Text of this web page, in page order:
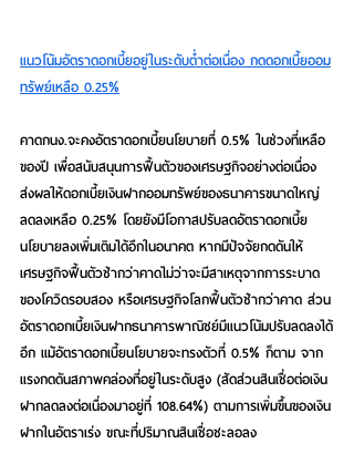
แนวโน้มอัตราดอกเบี้ยอยู่ในระดับต่ำต่อเนื่อง กดดอกเบี้ยออม
ทรัพย์เหลือ 0.25%
คาดกนง.จะคงอัตราดอกเบี้ยนโยบายที่ 0.5% ในช่วงที่เหลือ
ของปี เพื่อสนับสนุนการฟื้นตัวของเศรษฐกิจอย่างต่อเนื่อง
ส่งผลให้ดอกเบี้ยเงินฝากออมทรัพย์ของธนาคารขนาดใหญ่
ลดลงเหลือ 0.25% โดยยังมีโอกาสปรับลดอัตราดอกเบี้ย
นโยบายลงเพิ่มเติมได้อีกในอนาคต หากมีปัจจัยกดดันให้
เศรษฐกิจฟื้นตัวช้ากว่าคาดไม่ว่าจะมีสาเหตุจากการระบาด
ของโควิดรอบสอง หรือเศรษฐกิจโลกฟื้นตัวช้ากว่าคาด ส่วน
อัตราดอกเบี้ยเงินฝากธนาคารพาณิชย์มีแนวโน้มปรับลดลงได้
อีก แม้อัตราดอกเบี้ยนโยบายจะทรงตัวที่ 0.5% ก็ตาม จาก
แรงกดดันสภาพคล่องที่อยู่ในระดับสูง (สัดส่วนสินเชื่อต่อเงิน
ฝากลดลงต่อเนื่องมาอยู่ที่ 108.64%) ตามการเพิ่มขึ้นของเงิน
ฝากในอัตราเร่ง ขณะที่ปริมาณสินเชื่อชะลอลง